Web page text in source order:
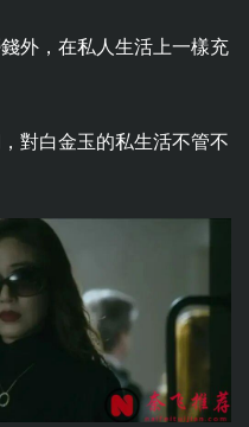
外，在私人生活上一樣充
對白金玉的私生活不管不